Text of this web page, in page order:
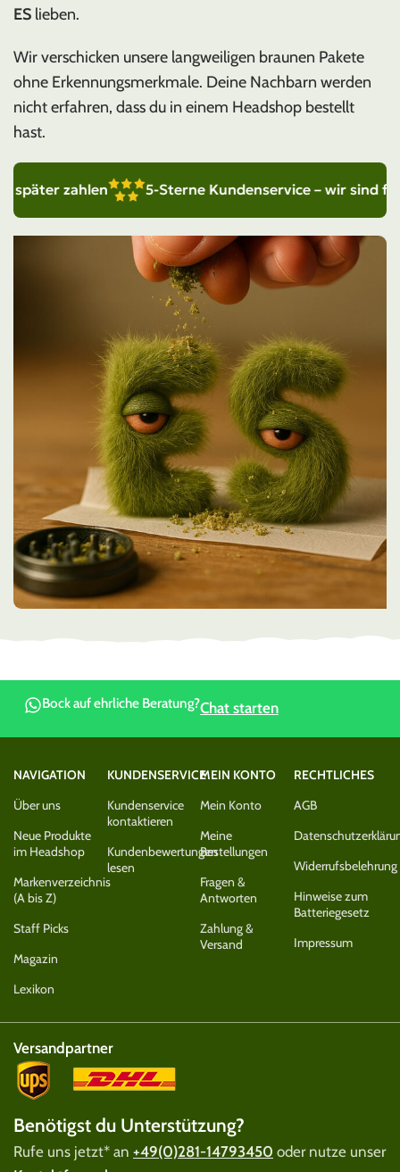
ES lieben.
Wir verschicken unsere langweiligen braunen Pakete
ohne Erkennungsmerkmale. Deine Nachbarn werden
nicht erfahren, dass du in einem Headshop bestellt
hast.
zahlen 5-Sterne Kundenservice – wir sind für
Bock auf ehrliche Beratung?Chat starten
NAVIGATION
Über uns
Neue Produkte
im Headshop
Markenverzeichnis
(A bis Z)
Staff Picks
Magazin
Lexikon
KUNDENSERVICE
Kundenservice
kontaktieren
Kundenbewertungen
lesen
MEIN KONTO
Mein Konto
Meine
Bestellungen
Fragen &
Antworten
Zahlung &
Versand
RECHTLICHES
AGB
Widerrufsbelehrung
Hinweise zum
Batteriegesetz
Impressum
Versandpartner
Benötigst du Unterstützung?
Rufe uns jetzt* an +49(0)281-14793450 oder nutze unser